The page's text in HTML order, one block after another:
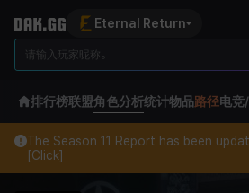
Eternal Return
排行榜联盟角色分析统计物品路径电竞
The Season 11 Report has been
[Click]